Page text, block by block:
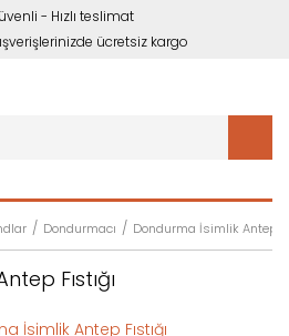
- Hızlı teslimat
ücretsiz kargo
Dondurmacı Dondurma İsimlik Antep
Fıstığı